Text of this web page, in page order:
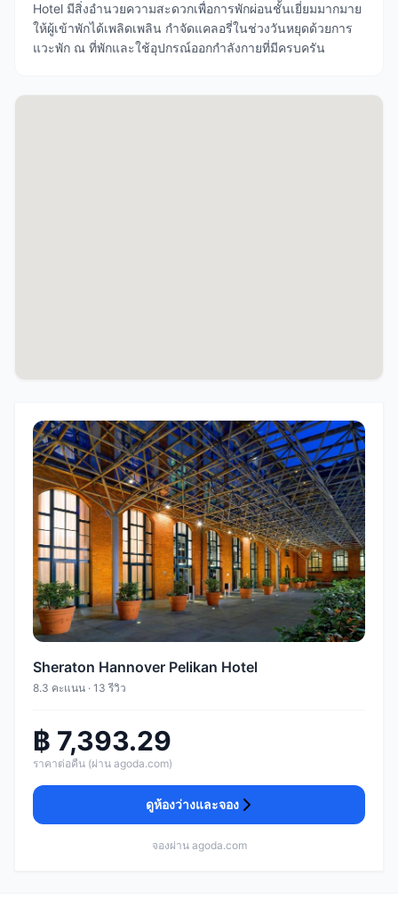
Hotel มีสิ่งอำนวยความสะดวกเพื่อการพักผ่อนชั้นเยี่ยมมากมาย
ให้ผู้เข้าพักได้เพลิดเพลิน กำจัดแคลอรี่ในช่วงวันหยุดด้วยการ
แวะพัก ณ ที่พักและใช้อุปกรณ์ออกกำลังกายที่มีครบครัน
Sheraton Hannover Pelikan Hotel
8.3 คะแนน · 13 รีวิว
฿ 7,393.29
ราคาต่อคืน (ผ่าน agoda.com)
ดูห้องว่างและจอง
จองผ่าน agoda.com